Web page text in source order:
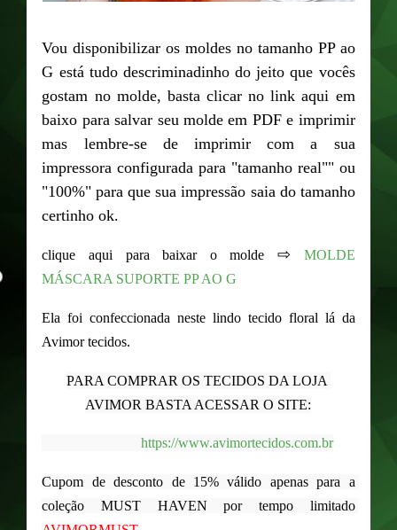
Vou disponibilizar os moldes no tamanho PP ao
G está tudo descriminadinho do jeito que vocês
gostam no molde, basta clicar no link aqui em
baixo para salvar seu molde em PDF e imprimir
mas lembre-se de imprimir com a sua
impressora configurada para "tamanho real"" ou
"100%" para que sua impressão saia do tamanho
certinho ok.
clique aqui para baixar o molde ⇨
MOLDE
MÁSCARA SUPORTE PP AO G
Ela foi confeccionada neste lindo tecido floral lá da
Avimor tecidos.
PARA COMPRAR OS TECIDOS DA LOJA
AVIMOR BASTA ACESSAR O SITE:
https://www.avimortecidos.com.br
Cupom de desconto de 15% válido apenas para a
coleção MUST HAVEN por tempo limitado